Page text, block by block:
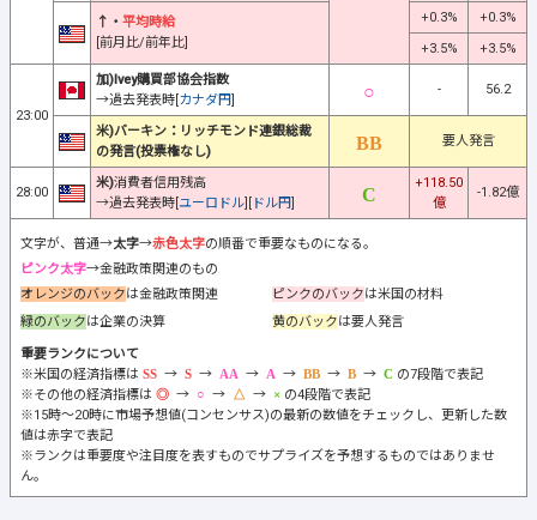
↑・ 平均時給
[前月比/前年比]
+0.3%
+0.3%
+3.5%
+3.5%
23:00
加)Ivey購買部協会指数
→過去発表時[カナダ円]
- 56.2
米)バーキン：リッチモンド連銀総裁
の発言(投票権なし)
要人発言
28:00
米)消費者信用残高
→過去発表時[ユーロドル][ ドル円]
+118.50
億
-1.82億
文字が、普通→太字→赤色太字の順番で重要なものになる。
ピンク太字→金融政策関連のもの
オレンジのバックは金融政策関連 ピンクのバックは米国の材料
緑のバックは企業の決算 黄のバックは要人発言
重要ランクについて
※米国の経済指標は
→ → → → → →
の7段階で表記
※その他の経済指標は
→ → →
の4段階で表記
※15時～20時に市場予想値(コンセンサス)の最新の数値をチェックし、更新した数
値は赤字で表記
※ランクは重要度や注目度を表すものでサプライズを予想するものではありませ
ん。